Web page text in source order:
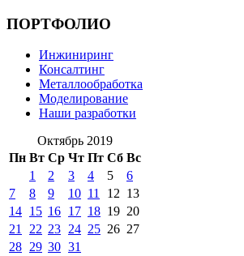
ПОРТФОЛИО
Инжиниринг
Консалтинг
Металлообработка
Моделирование
Наши разработки
Октябрь 2019
Пн Вт Ср Чт Пт Сб Вс
1
2 3 4 5
6
7
8 9 10 11 12 13
14 15 16 17 18 19 20
21
22 23 24 25 26 27
28 29 30 31